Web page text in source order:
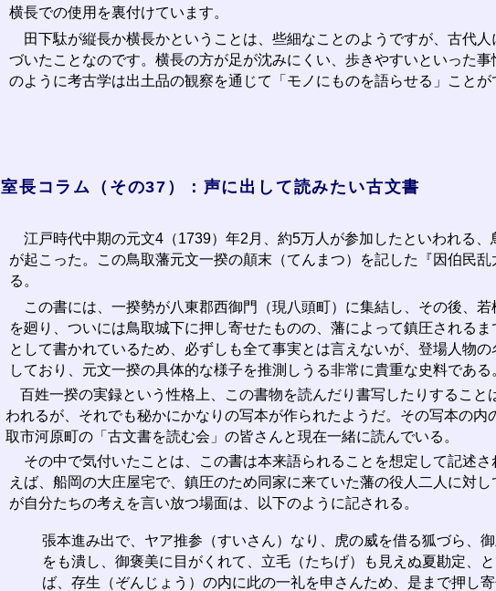
横長での使用を裏付けています。
田下駄が縦長か横長かということは、些細なことのようですが、古代人
づいたことなのです。横長の方が足が沈みにくい、歩きやすいといった事
のように考古学は出土品の観察を通じて「モノにものを語らせる」ことが
室長コラム（その37）：声に出して読みたい古文書
江戸時代中期の元文4（1739）年2月、約5万人が参加したといわれる、
が起こった。この鳥取藩元文一揆の顛末（てんまつ）を記した『因伯民
る。
この書には、一揆勢が八東郡西御門（現八頭町）に集結し、その後、
を廻り、ついには鳥取城下に押し寄せたものの、藩によって鎮圧される
として書かれているため、必ずしも全て事実とは言えないが、登場人物
しており、元文一揆の具体的な様子を推測しうる非常に貴重な史料である
百姓一揆の実録という性格上、この書物を読んだり書写したりすること
われるが、それでも秘かにかなりの写本が作られたようだ。その写本の内
取市河原町の「古文書を読む会」の皆さんと現在一緒に読んでいる。
その中で気付いたことは、この書は本来語られることを想定して記述さ
えば、船岡の大庄屋宅で、鎮圧のため同家に来ていた藩の役人二人に対し
が自分たちの考えを言い放つ場面は、以下のように記される。
張本進み出で、ヤア推参（すいさん）なり、虎の威を借る狐づら、
をも潰し、御褒美に目がくれて、立毛（たちげ）も見えぬ夏勘定、
ば、存生（ぞんじょう）の内に此の一礼を申さんため、是まで押し